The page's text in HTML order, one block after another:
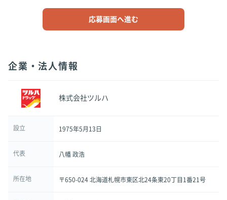
応募画面へ進む
企業・法人情報
株式会社ツルハ
設立 1975年5月13日
代表 八幡 政浩
所在地 〒650-024 北海道札幌市東区北24条東20丁目1番21号